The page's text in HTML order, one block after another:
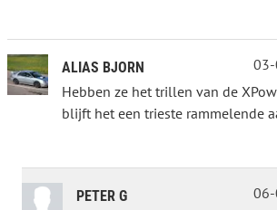
ALIAS BJORN
Hebben ze het trillen van de
blijft het een trieste rammelende
PETER G